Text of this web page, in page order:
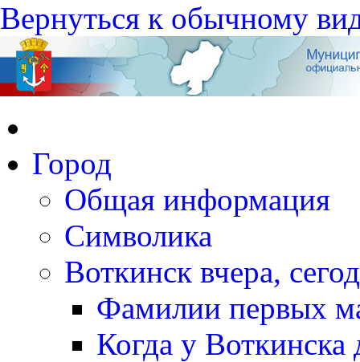
Вернуться к обычному
Город
Общая информация
Символика
Воткинск вчера,
Фамилии первых
Когда у Воткинска